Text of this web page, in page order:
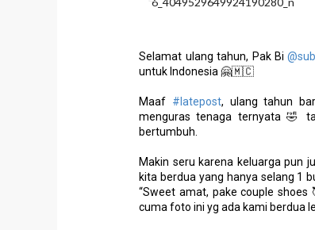
Selamat ulang tahun, Pak Bi
untuk Indonesia 🤗🇲🇨
Maaf #latepost, ulang tahun
menguras tenaga ternyata 🤣
bertumbuh.
Makin seru karena keluarga pun
kita berdua yang hanya selang 1
“Sweet amat, pake couple
cuma foto ini yg ada kami berdua